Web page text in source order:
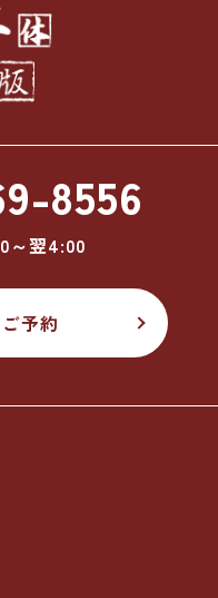
8556
～翌4:00
予約